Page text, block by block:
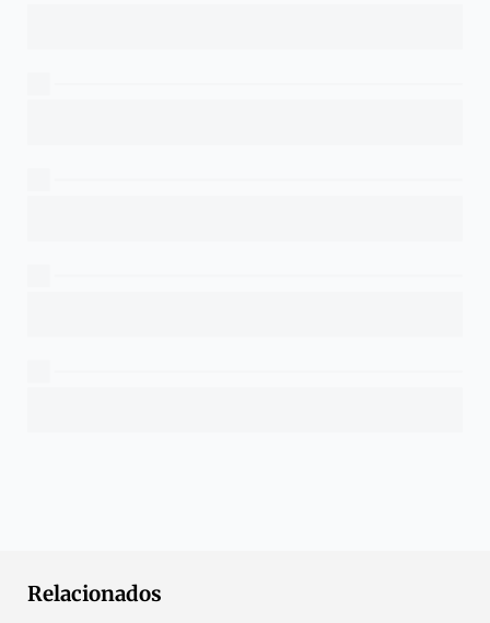
Relacionados